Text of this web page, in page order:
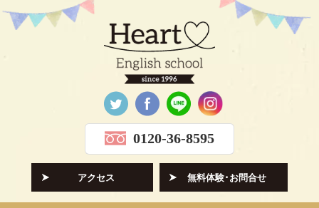
0120-36-8595
アクセス 無料体験･お問合せ